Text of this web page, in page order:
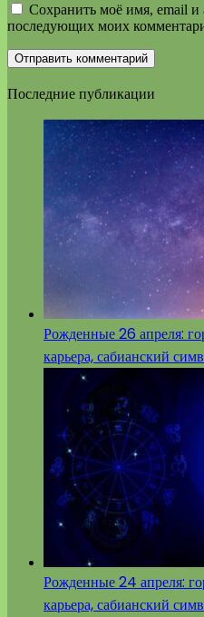
Сохранить моё имя, email и
последующих моих
Последние публикации
Рожденные 26 апреля:
карьера, сабианский
Рожденные 24 апреля:
карьера, сабианский